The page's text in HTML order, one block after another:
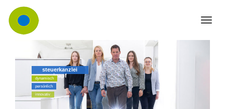
steuerkanzlei
krapf
dynamisch
persönlich
innovativ
KANZLEI
TEAM ▾
Unser Leistungsspektrum
Grundsteuerreform
DIGITALISIERUNG
TESTAMENTSVOLLSTRECKUNG
KONTAKT